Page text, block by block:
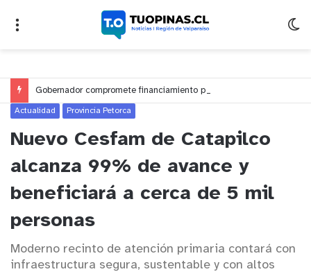
Actualidad Provincia Petorca
Nuevo Cesfam de Catapilco
alcanza 99% de avance y
beneficiará a cerca de 5 mil
personas
Moderno recinto de atención primaria contará con
infraestructura segura, sustentable y con altos